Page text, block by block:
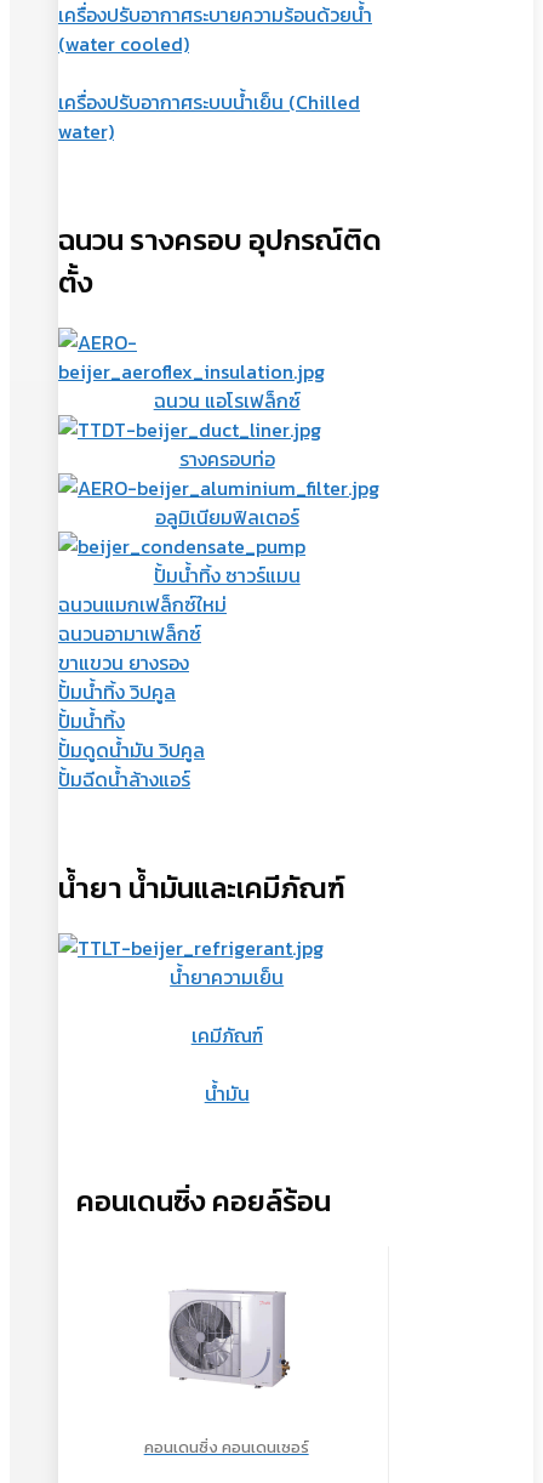
เครื่องปรับอากาศระบายความร้อนด้วยน้ำ
(water cooled)
เครื่องปรับอากาศระบบน้ำเย็น (Chilled
water)
ฉนวน รางครอบ อุปกรณ์ติด
ตั้ง
ฉนวน แอโรเฟล็กซ์
รางครอบท่อ
อลูมิเนียมฟิลเตอร์
ปั้มน้ำทิ้ง ซาวร์แมน
ฉนวนแมกเฟล็กซ์ใหม่
ฉนวนอามาเฟล็กซ์
ขาแขวน ยางรอง
ปั้มน้ำทิ้ง วิปคูล
ปั้มน้ำทิ้ง
ปั้มดูดน้ำมัน วิปคูล
ปั้มฉีดน้ำล้างแอร์
น้ำยา น้ำมันและเคมีภัณฑ์
น้ำยาความเย็น
เคมีภัณฑ์
น้ำมัน
คอนเดนซิ่ง คอยล์ร้อน
คอนเดนซิ่ง คอนเดนเซอร์